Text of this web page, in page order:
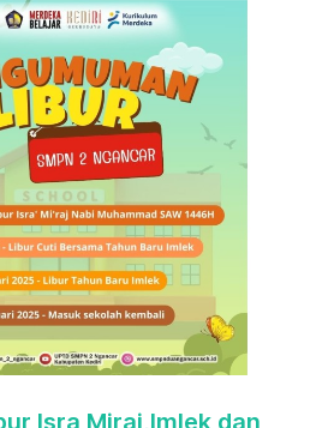
Isra Miraj,Imlek dan